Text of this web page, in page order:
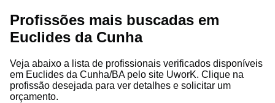
Profissões mais buscadas em
Euclides da Cunha
Veja abaixo a lista de profissionais verificados disponíveis
em Euclides da Cunha/BA pelo site UworK. Clique na
profissão desejada para ver detalhes e solicitar um
orçamento.